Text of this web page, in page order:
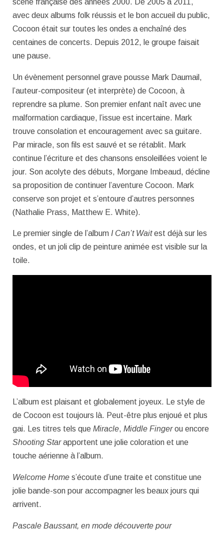
avec deux albums folk réussis et le bon accueil du public,
Cocoon était sur toutes les ondes a enchaîné des
centaines de concerts. Depuis 2012, le groupe faisait
une pause.
Un évènement personnel grave pousse Mark Daumail,
l’auteur-compositeur (et interprète) de Cocoon, à
reprendre sa plume. Son premier enfant naît avec une
malformation cardiaque, l’issue est incertaine. Mark
trouve consolation et encouragement avec sa guitare.
Par miracle, son fils est sauvé et se rétablit. Mark
continue l’écriture et des chansons ensoleillées voient le
jour. Son acolyte des débuts, Morgane Imbeaud, décline
sa proposition de continuer l’aventure Cocoon. Mark
conserve son projet et s’entoure d’autres personnes
(Nathalie Prass, Matthew E. White).
Le premier single de l’album I Can’t Waitest déjà sur les
ondes, et un joli clip de peinture animée est visible sur la
toile.
L’album est plaisant et globalement joyeux. Le style de
de Cocoon est toujours là. Peut-être plus enjoué et plus
gai. Les titres tels que Miracle, Middle Fingerou encore
Shooting Starapportent une jolie coloration et une
touche aérienne à l’album.
Welcome Home s’écoute d’une traite et constitue une
jolie bande-son pour accompagner les beaux jours qui
arrivent.
Pascale Baussant, en mode découverte pour